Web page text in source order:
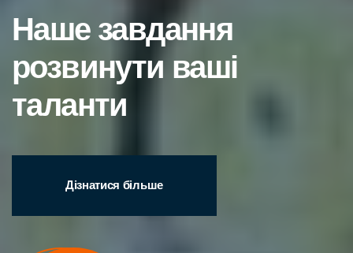
Наше завдання
розвинути ваші
таланти
Дізнатися більше